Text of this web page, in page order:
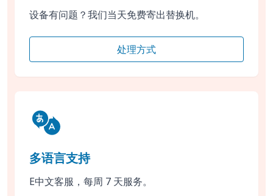
设备有问题？我们当天免费寄出替换机。
处理方式
多语言支持
E中文客服，每周 7 天服务。